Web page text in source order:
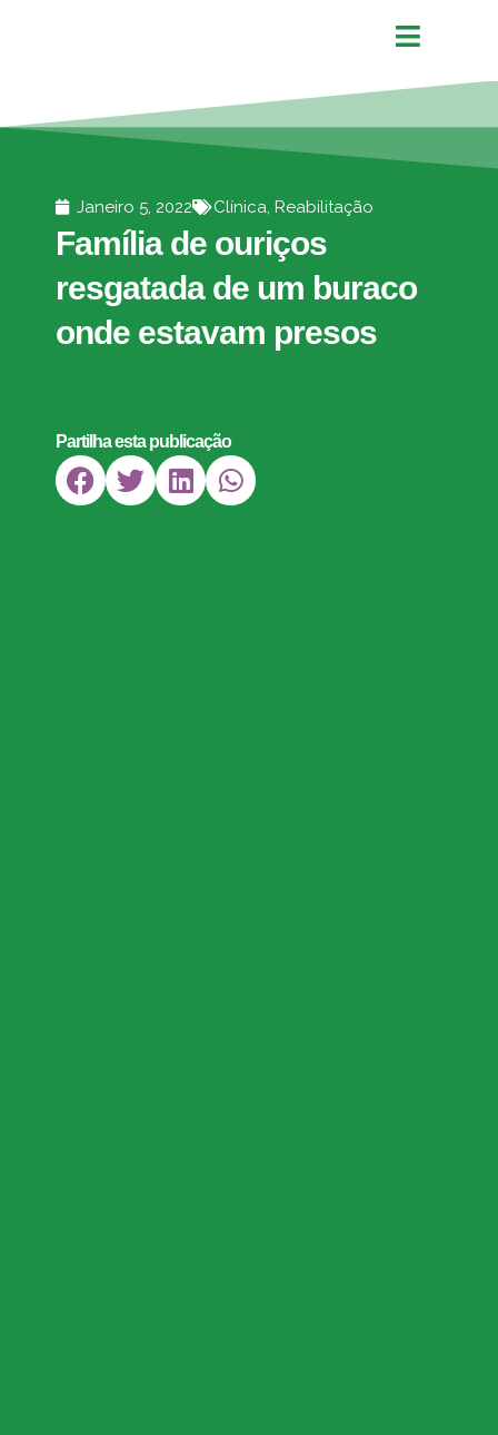
Janeiro 5, 2022 Clínica, Reabilitação
Família de ouriços
resgatada de um buraco
onde estavam presos
Partilha esta publicação